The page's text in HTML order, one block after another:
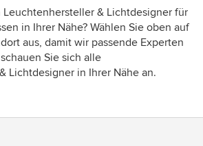
& Lichtdesigner für
in Ihrer Nähe? Wählen Sie oben auf
aus, damit wir passende Experten
Sie sich alle
Lichtdesigner in Ihrer Nähe an.